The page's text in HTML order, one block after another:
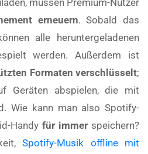
müssen Premium-Nutzer
erneuern. Sobald das
alle heruntergeladenen
werden. Außerdem ist
Formaten verschlüsselt;
Geräten abspielen, die mit
Wie kann man also Spotify-
Handy für immerspeichern?
Spotify-Musik offline mit